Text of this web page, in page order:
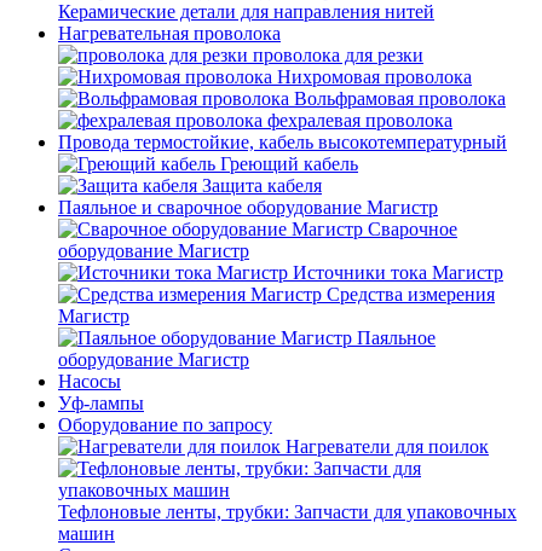
Керамические детали для направления нитей
Нагревательная проволока
проволока для резки
Нихромовая проволока
Вольфрамовая проволока
фехралевая проволока
Провода термостойкие, кабель высокотемпературный
Греющий кабель
Защита кабеля
Паяльное и сварочное оборудование Магистр
Сварочное
оборудование Магистр
Источники тока Магистр
Средства измерения
Магистр
Паяльное
оборудование Магистр
Насосы
Уф-лампы
Оборудование по запросу
Нагреватели для поилок
Тефлоновые ленты, трубки: Запчасти для упаковочных
машин